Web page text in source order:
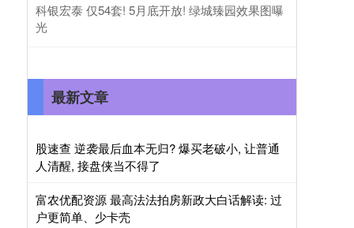
科银宏泰 仅54套! 5月底开放! 绿城臻园效果图曝
光
最新文章
股速查 逆袭最后血本无归? 爆买老破小, 让普通
人清醒, 接盘侠当不得了
富农优配资源 最高法法拍房新政大白话解读: 过
户更简单、少卡壳